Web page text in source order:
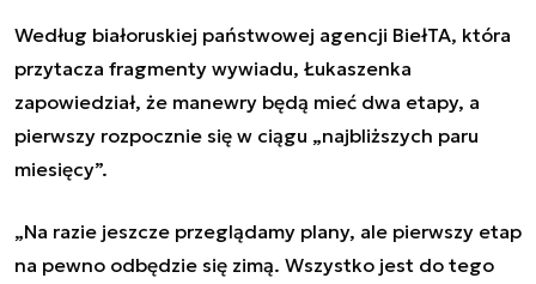
Według białoruskiej państwowej agencji BiełTA, która
przytacza fragmenty wywiadu, Łukaszenka
zapowiedział, że manewry będą mieć dwa etapy, a
pierwszy rozpocznie się w ciągu „najbliższych paru
miesięcy”.
„Na razie jeszcze przeglądamy plany, ale pierwszy etap
na pewno odbędzie się zimą. Wszystko jest do tego